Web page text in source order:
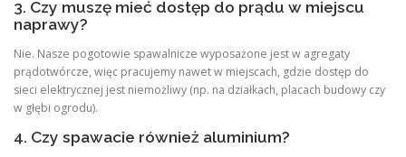
3. Czy muszę mieć dostęp do prądu w miejscu
naprawy?
Nie. Nasze pogotowie spawalnicze wyposażone jest w agregaty
prądotwórcze, więc pracujemy nawet w miejscach, gdzie dostęp do
sieci elektrycznej jest niemożliwy (np. na działkach, placach budowy czy
w głębi ogrodu).
4. Czy spawacie również aluminium?